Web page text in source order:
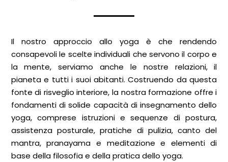
Il nostro approccio allo yoga è che rendendo
consapevoli le scelte individuali che servono il corpo e
la mente, serviamo anche le nostre relazioni, il
pianeta e tutti i suoi abitanti. Costruendo da questa
fonte di risveglio interiore, la nostra formazione offre i
fondamenti di solide capacità di insegnamento dello
yoga, comprese istruzioni e sequenze di postura,
assistenza posturale, pratiche di pulizia, canto del
mantra, pranayama e meditazione e elementi di
base della filosofia e della pratica dello yoga.